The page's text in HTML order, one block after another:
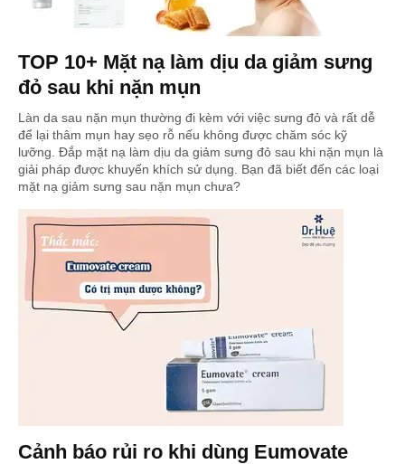
TOP 10+ Mặt nạ làm dịu da giảm sưng
đỏ sau khi nặn mụn
Làn da sau nặn mụn thường đi kèm với việc sưng đỏ và rất dễ
để lại thâm mụn hay sẹo rỗ nếu không được chăm sóc kỹ
lưỡng. Đắp mặt nạ làm dịu da giảm sưng đỏ sau khi nặn mụn là
giải pháp được khuyến khích sử dụng. Bạn đã biết đến các loại
mặt nạ giảm sưng sau nặn mụn chưa?
Cảnh báo rủi ro khi dùng Eumovate